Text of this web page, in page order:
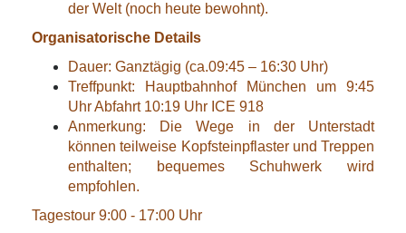
der Welt (noch heute bewohnt).
Organisatorische Details
Dauer: Ganztägig (ca.09:45 – 16:30 Uhr)
Treffpunkt: Hauptbahnhof München um 9:45
Uhr Abfahrt 10:19 Uhr ICE 918
Anmerkung: Die Wege in der Unterstadt
können teilweise Kopfsteinpflaster und Treppen
enthalten; bequemes Schuhwerk wird
empfohlen.
Tagestour 9:00 - 17:00 Uhr